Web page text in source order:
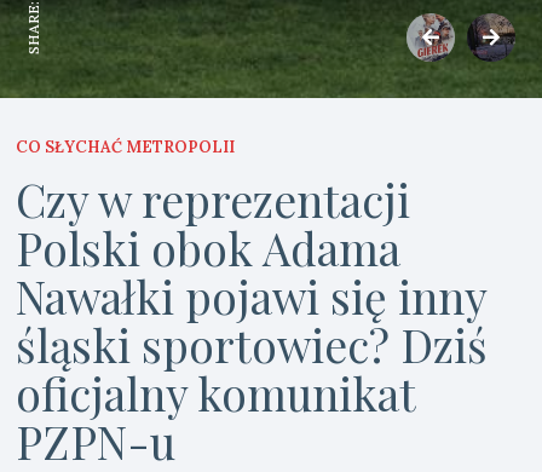
SHARE:
CO SŁYCHAĆ METROPOLII
Czy w reprezentacji
Polski obok Adama
Nawałki pojawi się inny
śląski sportowiec? Dziś
oficjalny komunikat
PZPN-u